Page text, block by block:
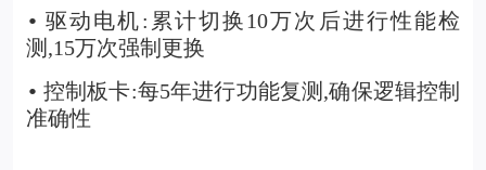
• 驱动电机:累计切换10万次后进行性能检
测,15万次强制更换
• 控制板卡:每5年进行功能复测,确保逻辑控制
准确性